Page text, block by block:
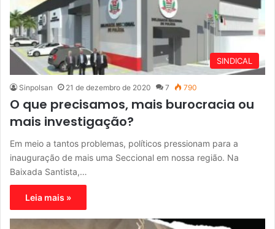
SINDICAL
Sinpolsan 21 de dezembro de 2020 7 790
O que precisamos, mais burocracia ou
mais investigação?
Em meio a tantos problemas, políticos pressionam para a
inauguração de mais uma Seccional em nossa região. Na
Baixada Santista,…
Leia mais »